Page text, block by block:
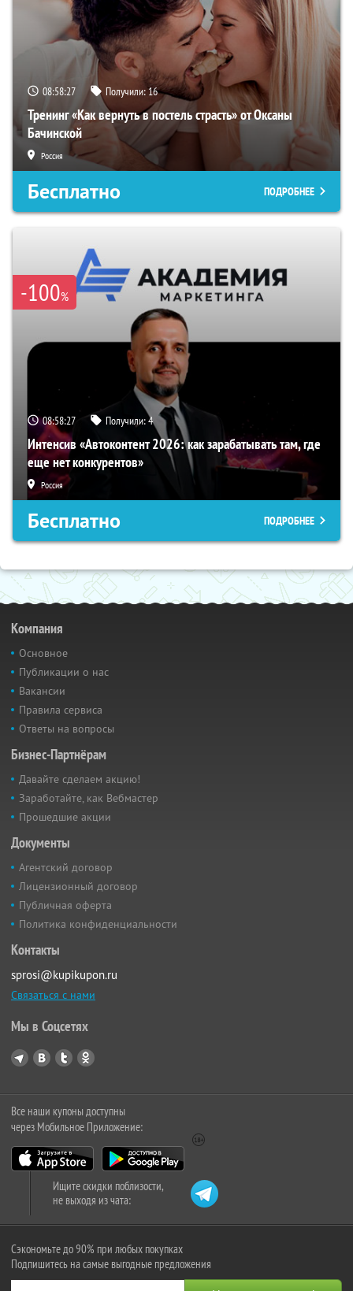
08:58:26 Получили:16
Тренинг «Как вернуть в постель страсть» от Оксаны
Бачинской
Россия
Бесплатно ПОДРОБНЕЕ
-100%
08:58:26 Получили:4
Интенсив «Автоконтент 2026: как зарабатывать там, где
еще нет конкурентов»
Россия
Бесплатно ПОДРОБНЕЕ
Компания
Основное
Публикации о нас
Вакансии
Правила сервиса
Ответы на вопросы
Бизнес-Партнёрам
Давайте сделаем акцию!
Заработайте, как Вебмастер
Прошедшие акции
Документы
Агентский договор
Лицензионный договор
Публичная оферта
Политика конфиденциальности
Контакты
sprosi@kupikupon.ru
Связаться с нами
Мы в Соцсетях
Все наши купоны доступны
через Мобильное Приложение:
Ищите скидки поблизости,
не выходя из чата:
Сэкономьте до 90% при любых покупках
Подпишитесь на самые выгодные предложения